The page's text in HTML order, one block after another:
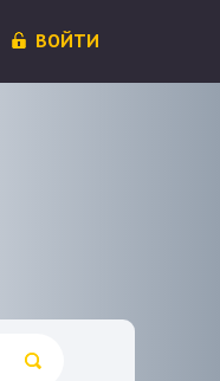
ВОЙТИ